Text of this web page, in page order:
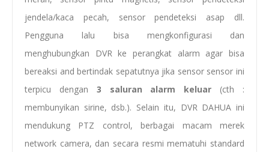
jendela/kaca pecah, sensor pendeteksi asap dll.
Pengguna lalu bisa mengkonfigurasi dan
menghubungkan DVR ke perangkat alarm agar bisa
bereaksi and bertindak sepatutnya jika sensor sensor ini
terpicu dengan 3 saluran alarm keluar (cth :
membunyikan sirine, dsb.). Selain itu, DVR DAHUA ini
mendukung PTZ control, berbagai macam merek
network camera, dan secara resmi mematuhi standard